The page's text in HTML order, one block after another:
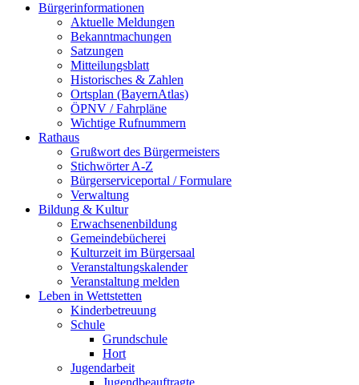
Bürgerinformationen
Aktuelle Meldungen
Bekanntmachungen
Satzungen
Mitteilungsblatt
Historisches & Zahlen
Ortsplan (BayernAtlas)
ÖPNV / Fahrpläne
Wichtige Rufnummern
Rathaus
Grußwort des Bürgermeisters
Stichwörter A-Z
Bürgerserviceportal / Formulare
Verwaltung
Bildung & Kultur
Erwachsenenbildung
Gemeindebücherei
Kulturzeit im Bürgersaal
Veranstaltungskalender
Veranstaltung melden
Leben in Wettstetten
Kinderbetreuung
Schule
Grundschule
Hort
Jugendarbeit
Jugendbeauftragte